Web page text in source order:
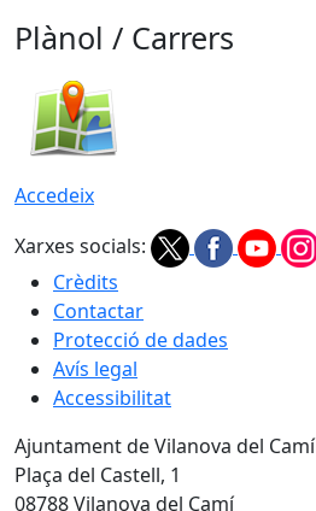
Plànol / Carrers
Accedeix
Xarxes socials:
Crèdits
Contactar
Protecció de dades
Avís legal
Accessibilitat
Ajuntament de Vilanova del Camí
Plaça del Castell, 1
08788 Vilanova del Camí